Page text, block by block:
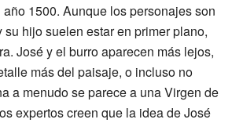
1500. Aunque los personajes son
su hijo suelen estar en primer plano,
José y el burro aparecen más lejos,
más del paisaje, o incluso no
a menudo se parece a una Virgen de
expertos creen que la idea de José